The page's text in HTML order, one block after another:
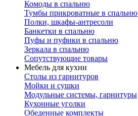
Комоды в спальню
Тумбы прикроватные в спальню
Полки, шкафы-антресоли
Банкетки в спальню
Пуфы и пуфики в спальню
Зеркала в спальню
Сопутствующие товары
Мебель для кухни
Столы из гарнитуров
Мойки и сушки
Модульные системы, гарнитуры
Кухонные уголки
Обеденные комплекты